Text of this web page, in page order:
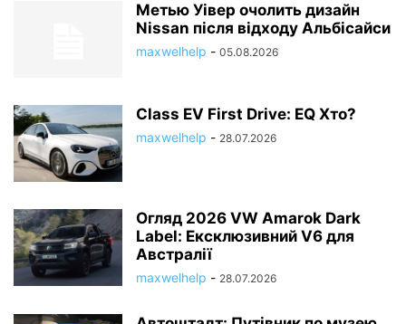
Метью Уівер очолить дизайн
Nissan після відходу Альбісайси
maxwelhelp - 05.08.2026
Class EV First Drive: EQ Хто?
maxwelhelp - 28.07.2026
Огляд 2026 VW Amarok Dark
Label: Ексклюзивний V6 для
Австралії
maxwelhelp - 28.07.2026